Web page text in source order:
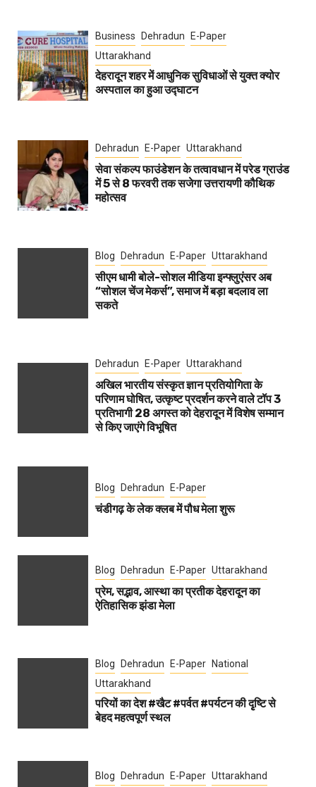
Business Dehradun
E-Paper
Uttarakhand
देहरादून शहर में आधुनिक सुविधाओं से युक्त क्योर
अस्पताल का हुआ उद्घाटन
Dehradun E-Paper Uttarakhand
सेवा संकल्प फाउंडेशन के तत्वावधान में परेड ग्राउंड
में 5 से 8 फरवरी तक सजेगा उत्तरायणी कौथिक
महोत्सव
Blog Dehradun E-Paper Uttarakhand
सीएम धामी बोले-सोशल मीडिया इन्फ्लुएंसर अब
“सोशल चेंज मेकर्स”, समाज में बड़ा बदलाव ला
सकते
Dehradun E-Paper Uttarakhand
अखिल भारतीय संस्कृत ज्ञान प्रतियोगिता के
परिणाम घोषित, उत्कृष्ट प्रदर्शन करने वाले टॉप 3
प्रतिभागी 28 अगस्त को देहरादून में विशेष सम्मान
से किए जाएंगे विभूषित
Blog Dehradun E-Paper
चंडीगढ़ के लेक क्लब में पौध मेला शुरू
Blog Dehradun E-Paper Uttarakhand
प्रेम, सद्भाव, आस्था का प्रतीक देहरादून का
ऐतिहासिक झंडा मेला
Blog Dehradun E-Paper
National
Uttarakhand
परियों का देश #खैट #पर्वत #पर्यटन की दृृष्टि से
बेहद महत्वपूर्ण स्थल
Blog Dehradun E-Paper Uttarakhand